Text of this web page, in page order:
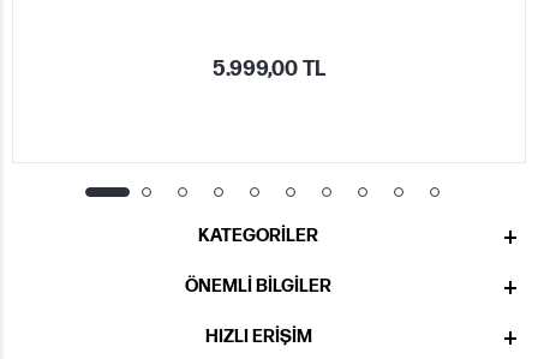
5.999,00 TL
KATEGORILER
ÖNEMLI BILGILER
HIZLI ERIŞIM